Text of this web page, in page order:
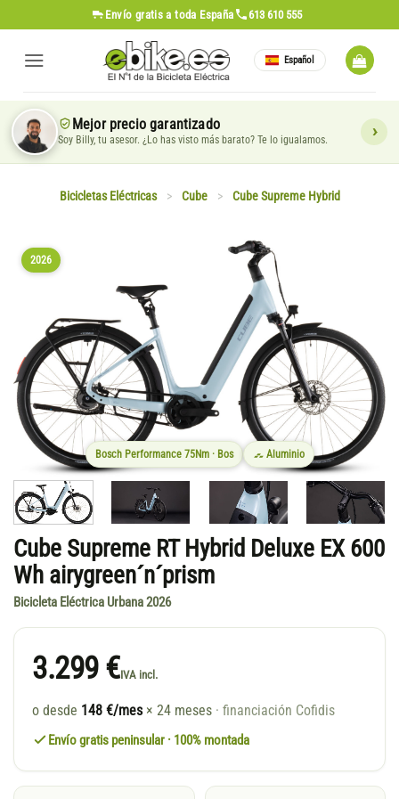
al
contenido
Envío gratis a toda España 613 610 555
Español
Mejor precio garantizado
Soy Billy, tu asesor. ¿Lo has visto más barato? Te lo igualamos.
Bicicletas Eléctricas > Cube > Cube Supreme Hybrid
2026
Bosch Performance 75Nm · Bos Aluminio
Cube Supreme RT Hybrid Deluxe EX 600
Wh airygreen´n´prism
Bicicleta Eléctrica Urbana 2026
3.299 €IVA incl.
o desde 148 €/mes × 24 meses · financiación Cofidis
Envío gratis peninsular · 100% montada